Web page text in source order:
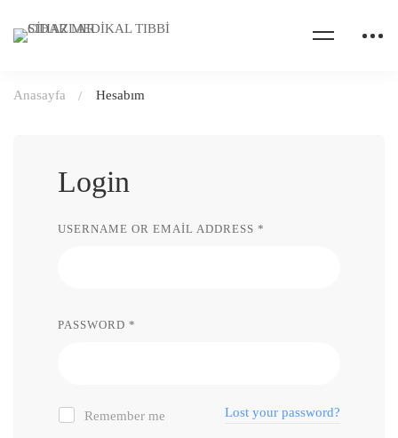
Anasayfa Hesabım
Login
USERNAME OR EMAIL ADDRESS *
PASSWORD *
Remember me Lost your password?